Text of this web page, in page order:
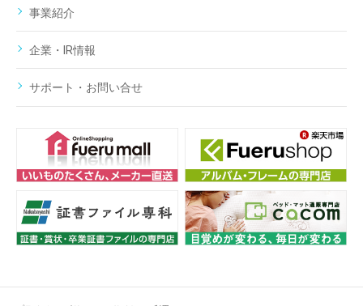
事業紹介
企業・IR情報
サポート・お問い合せ